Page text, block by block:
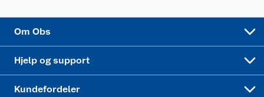
Om Obs
Hjelp og support
Kundefordeler